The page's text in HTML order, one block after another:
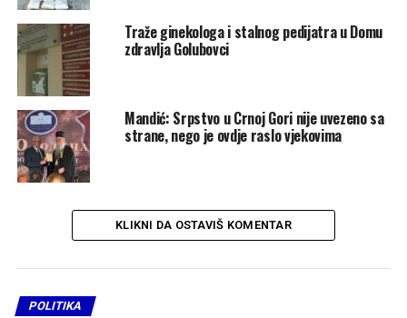
Traže ginekologa i stalnog pedijatra u Domu
zdravlja Golubovci
Mandić: Srpstvo u Crnoj Gori nije uvezeno sa
strane, nego je ovdje raslo vjekovima
KLIKNI DA OSTAVIŠ KOMENTAR
POLITIKA